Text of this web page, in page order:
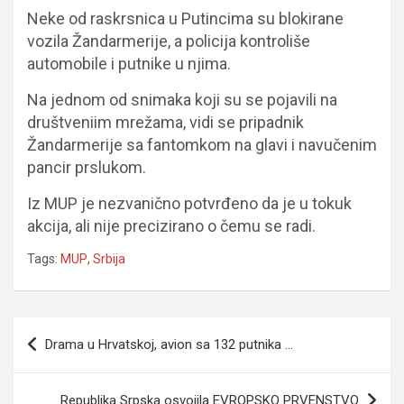
Neke od raskrsnica u Putincima su blokirane
vozila Žandarmerije, a policija kontroliše
automobile i putnike u njima.
Na jednom od snimaka koji su se pojavili na
društveniim mrežama, vidi se pripadnik
Žandarmerije sa fantomkom na glavi i navučenim
pancir prslukom.
Iz MUP je nezvanično potvrđeno da je u tokuk
akcija, ali nije precizirano o čemu se radi.
Tags: MUP, Srbija
Navigacija
članaka
Drama u Hrvatskoj, avion sa 132 putnika …
Republika Srpska osvojila EVROPSKO PRVENSTVO